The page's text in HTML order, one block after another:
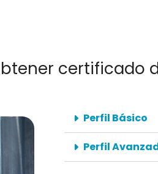
certificado
Perfil Básico
Perfil